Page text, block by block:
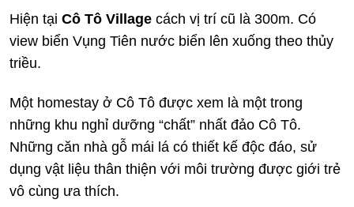
Hiện tại Cô Tô Village cách vị trí cũ là 300m. Có
view biển Vụng Tiên nước biển lên xuống theo thủy
triều.
Một homestay ở Cô Tô được xem là một trong
những khu nghỉ dưỡng “chất” nhất đảo Cô Tô.
Những căn nhà gỗ mái lá có thiết kế độc đáo, sử
dụng vật liệu thân thiện với môi trường được giới trẻ
vô cùng ưa thích.